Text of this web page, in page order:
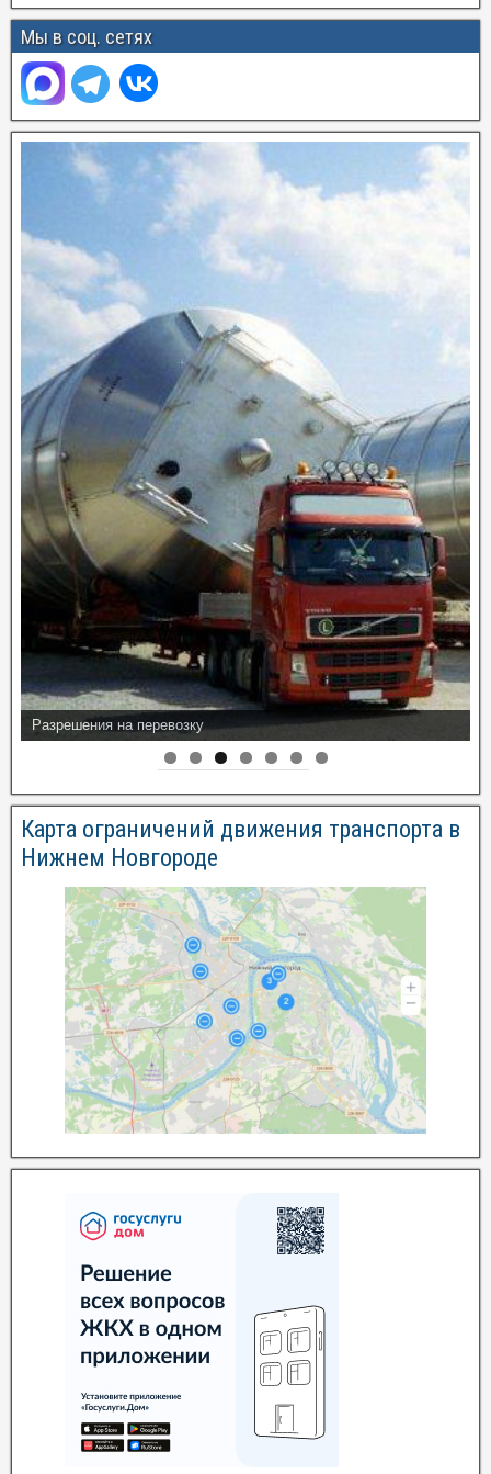
Мы в соц. сетях
Разрешения на перевозку
Карта ограничений движения транспорта в
Нижнем Новгороде